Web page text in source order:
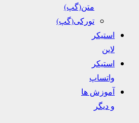
متن(گپ)
تورکی(گپ)
استیکر
لاین
استیکر
واتساپ
آموزش ها
و دیگر